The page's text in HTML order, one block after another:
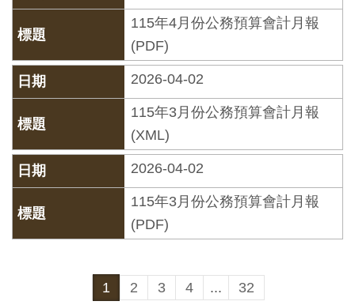
開
資
隱
私
權
與
訊
安
115年4月份公務預算會計月報
(PDF)
2026-04-02
115年3月份公務預算會計月報
(XML)
2026-04-02
115年3月份公務預算會計月報
(PDF)
1 2 3 4 ... 32